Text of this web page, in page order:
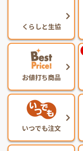
くらしと生協
お値打ち商品
いつでも注文